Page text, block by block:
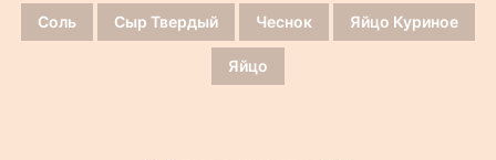
Соль Сыр Твердый Чеснок Яйцо Куриное
Яйцо